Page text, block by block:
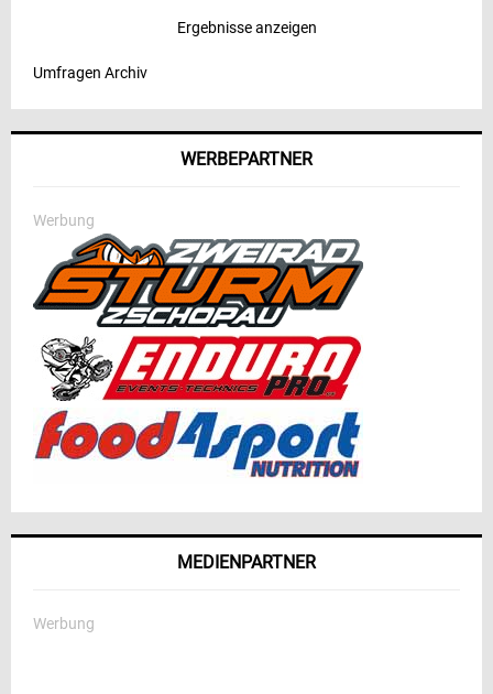
Ergebnisse anzeigen
Umfragen Archiv
WERBEPARTNER
Werbung
MEDIENPARTNER
Werbung